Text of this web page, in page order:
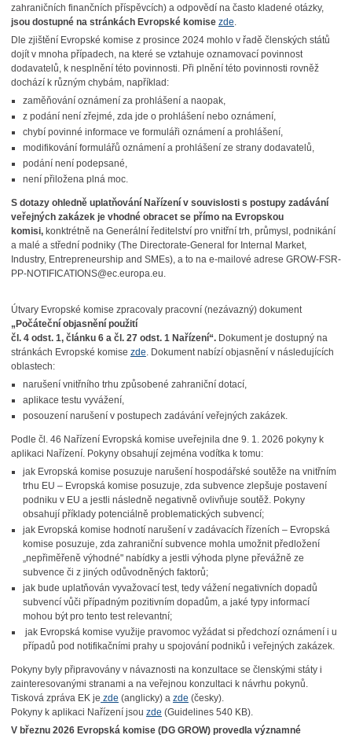
zahraničních finančních příspěvcích) a odpovědí na často kladené otázky,
jsou dostupné na stránkách Evropské komise zde.
Dle zjištění Evropské komise z prosince 2024 mohlo v řadě členských států
dojít v mnoha případech, na které se vztahuje oznamovací povinnost
dodavatelů, k nesplnění této povinnosti. Při plnění této povinnosti rovněž
dochází k různým chybám, například:
zaměňování oznámení za prohlášení a naopak,
z podání není zřejmé, zda jde o prohlášení nebo oznámení,
chybí povinné informace ve formuláři oznámení a prohlášení,
modifikování formulářů oznámení a prohlášení ze strany dodavatelů,
podání není podepsané,
není přiložena plná moc.
S dotazy ohledně uplatňování Nařízení v souvislosti s postupy zadávání
veřejných zakázek je vhodné obracet se přímo na Evropskou
komisi,konktrétně na Generální ředitelství pro vnitřní trh, průmysl, podnikání
a malé a střední podniky (The Directorate-General for Internal Market,
Industry, Entrepreneurship and SMEs), a to na e-mailové adrese GROW-FSR-
PP-NOTIFICATIONS@ec.europa.eu.
Útvary Evropské komise zpracovaly pracovní (nezávazný) dokument
„Počáteční objasnění použití
čl. 4 odst. 1, článku 6 a čl. 27 odst. 1 Nařízení“.Dokument je dostupný na
stránkách Evropské komise zde. Dokument nabízí objasnění v následujících
oblastech:
narušení vnitřního trhu způsobené zahraniční dotací,
aplikace testu vyvážení,
posouzení narušení v postupech zadávání veřejných zakázek.
Podle čl. 46 Nařízení Evropská komise uveřejnila dne 9. 1. 2026 pokyny k
aplikaci Nařízení. Pokyny obsahují zejména vodítka k tomu:
jak Evropská komise posuzuje narušení hospodářské soutěže na vnitřním
trhu EU – Evropská komise posuzuje, zda subvence zlepšuje postavení
podniku v EU a jestli následně negativně ovlivňuje soutěž. Pokyny
obsahují příklady potenciálně problematických subvencí;
jak Evropská komise hodnotí narušení v zadávacích řízeních – Evropská
komise posuzuje, zda zahraniční subvence mohla umožnit předložení
„nepřiměřeně výhodné" nabídky a jestli výhoda plyne převážně ze
subvence či z jiných odůvodněných faktorů;
jak bude uplatňován vyvažovací test, tedy vážení negativních dopadů
subvencí vůči případným pozitivním dopadům, a jaké typy informací
mohou být pro tento test relevantní;
jak Evropská komise využije pravomoc vyžádat si předchozí oznámení i u
případů pod notifikačními prahy u spojování podniků i veřejných zakázek.
Pokyny byly připravovány v návaznosti na konzultace se členskými státy i
zainteresovanými stranami a na veřejnou konzultaci k návrhu pokynů.
Tisková zpráva EK je zde (anglicky) a zde (česky).
Pokyny k aplikaci Nařízení jsou zde (Guidelines 540 KB).
V březnu 2026 Evropská komise (DG GROW) provedla významné